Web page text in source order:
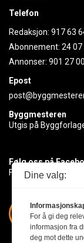
Telefon
Redaksjon: 917 63
Abonnement: 24 07
Annonser: 901 27
Epost
Byggmesteren
Utgis på
Følg oss på
Få med deg det
Dine valg:
For å gi deg
informasjon fra
deg mot dette